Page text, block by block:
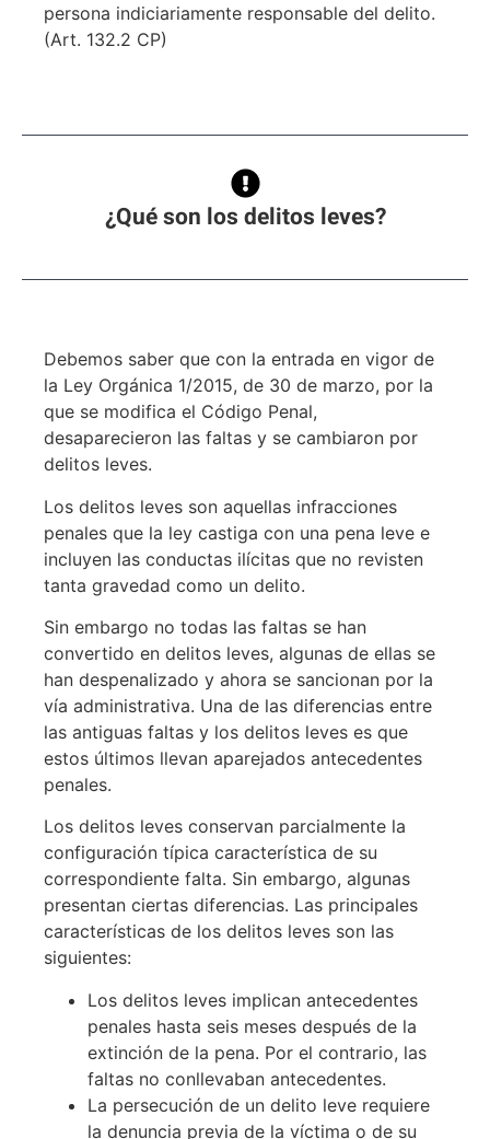
persona indiciariamente responsable del delito.
(Art. 132.2 CP)
¿Qué son los delitos leves?
Debemos saber que con la entrada en vigor de
la Ley Orgánica 1/2015, de 30 de marzo, por la
que se modifica el Código Penal,
desaparecieron las faltas y se cambiaron por
delitos leves.
Los delitos leves son aquellas infracciones
penales que la ley castiga con una pena leve e
incluyen las conductas ilícitas que no revisten
tanta gravedad como un delito.
Sin embargo no todas las faltas se han
convertido en delitos leves, algunas de ellas se
han despenalizado y ahora se sancionan por la
vía administrativa. Una de las diferencias entre
las antiguas faltas y los delitos leves es que
estos últimos llevan aparejados antecedentes
penales.
Los delitos leves conservan parcialmente la
configuración típica característica de su
correspondiente falta. Sin embargo, algunas
presentan ciertas diferencias. Las principales
características de los delitos leves son las
siguientes:
Los delitos leves implican antecedentes
penales hasta seis meses después de la
extinción de la pena. Por el contrario, las
faltas no conllevaban antecedentes.
La persecución de un delito leve requiere
la denuncia previa de la víctima o de su